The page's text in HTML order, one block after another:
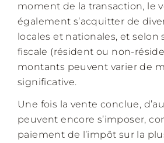
moment de la transaction, le
également s’acquitter de
locales et nationales, et selon
fiscale (résident ou non-
montants peuvent varier de
significative.
Une fois la vente conclue,
peuvent encore s’imposer,
paiement de l’impôt sur la